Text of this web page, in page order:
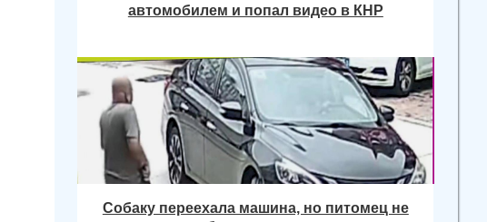
автомобилем и попал видео в КНР
Собаку переехала машина, но питомец не